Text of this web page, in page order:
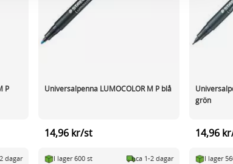
P
dagar
Universalpenna LUMOCOLOR M P blå
14,96 kr/st
I lager 600 st ca 1-2 dagar
grön
14,96
I lager